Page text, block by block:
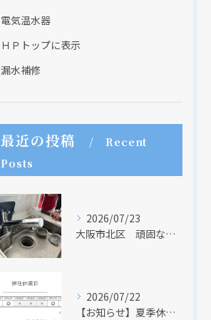
電気温水器
ＨＰトップに表示
漏水補修
最近の投稿
Recent
Posts
2026/07/23
大阪市北区 頑固な水アカはなかなか取れない・・・
2026/07/22
【お知らせ】夏季休業日のお知らせ【２０２６年】